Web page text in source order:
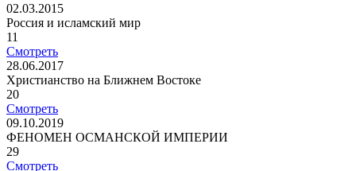
02.03.2015
Россия и исламский мир
11
Смотреть
28.06.2017
Христианство на Ближнем Востоке
20
Смотреть
09.10.2019
ФЕНОМЕН ОСМАНСКОЙ ИМПЕРИИ
29
Смотреть